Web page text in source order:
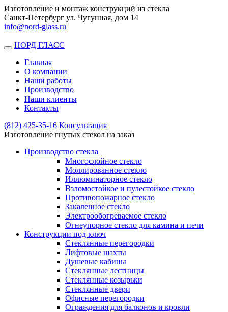
Изготовление и монтаж конструкций из стекла
Санкт-Петербург ул. Чугунная, дом 14
info@nord-glass.ru
Toggle
navigation
НОРД ГЛАСС
Главная
О компании
Наши работы
Производство
Наши клиенты
Контакты
(812) 425-35-16 Консультация
Изготовление гнутых стекол на заказ
Производство стекла
Многослойное стекло
Моллированное стекло
Иллюминаторное стекло
Взломостойкое и пулестойкое стекло
Противопожарное стекло
Закаленное стекло
Электрообогреваемое стекло
Огнеупорное стекло для камина и печи
Конструкции под ключ
Стеклянные перегородки
Лифтовые шахты
Душевые кабины
Cтеклянные лестницы
Cтеклянные козырьки
Cтеклянные двери
Офисные перегородки
Ограждения для балконов и кровли